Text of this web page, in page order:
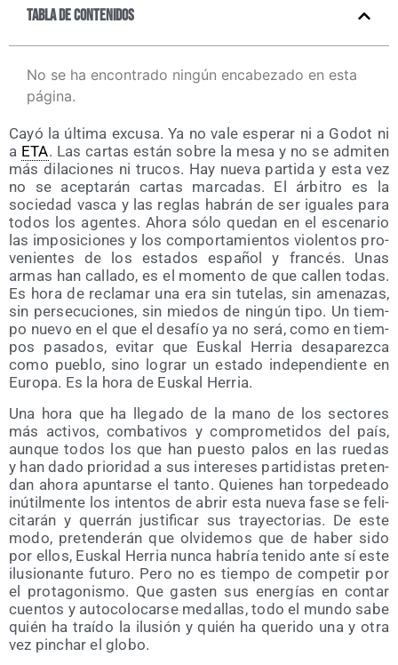
Tabla de contenidos
No se ha encontrado ningún encabezado en esta
página.
Cayó la últi­ma excu­sa. Ya no vale espe­rar ni a Godot ni
a ETA. Las car­tas están sobre la mesa y no se admi­ten
más dila­cio­nes ni tru­cos. Hay nue­va par­ti­da y esta vez
no se acep­ta­rán car­tas mar­ca­das. El árbi­tro es la
socie­dad vas­ca y las reglas habrán de ser igua­les para
todos los agen­tes. Aho­ra sólo que­dan en el esce­na­rio
las impo­si­cio­nes y los com­por­ta­mien­tos vio­len­tos pro­
ve­nien­tes de los esta­dos espa­ñol y fran­cés. Unas
armas han calla­do, es el momen­to de que callen todas.
Es hora de recla­mar una era sin tute­las, sin ame­na­zas,
sin per­se­cu­cio­nes, sin mie­dos de nin­gún tipo. Un tiem­
po nue­vo en el que el desa­fío ya no será, como en tiem­
pos pasa­dos, evi­tar que Eus­kal Herria des­apa­rez­ca
como pue­blo, sino lograr un esta­do inde­pen­dien­te en
Euro­pa. Es la hora de Eus­kal Herria.
Una hora que ha lle­ga­do de la mano de los sec­to­res
más acti­vos, com­ba­ti­vos y com­pro­me­ti­dos del país,
aun­que todos los que han pues­to palos en las rue­das
y han dado prio­ri­dad a sus intere­ses par­ti­dis­tas pre­ten­
dan aho­ra apun­tar­se el tan­to. Quie­nes han tor­pe­dea­do
inú­til­men­te los inten­tos de abrir esta nue­va fase se feli­
ci­ta­rán y que­rrán jus­ti­fi­car sus tra­yec­to­rias. De este
modo, pre­ten­de­rán que olvi­de­mos que de haber sido
por ellos, Eus­kal Herria nun­ca habría teni­do ante sí este
ilu­sio­nan­te futu­ro. Pero no es tiem­po de com­pe­tir por
el pro­ta­go­nis­mo. Que gas­ten sus ener­gías en con­tar
cuen­tos y auto­co­lo­car­se meda­llas, todo el mun­do sabe
quién ha traí­do la ilu­sión y quién ha que­ri­do una y otra
vez pin­char el globo.